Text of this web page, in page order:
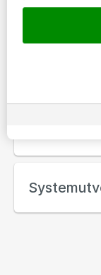
framtiden,
Digital